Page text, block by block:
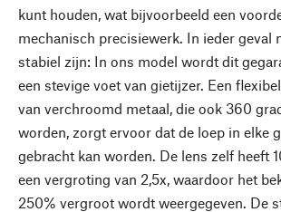
kunt houden, wat bijvoorbeeld een
mechanisch precisiewerk. In ieder geval
stabiel zijn: In ons model wordt dit
een stevige voet van gietijzer. Een
van verchroomd metaal, die ook 360
worden, zorgt ervoor dat de loep in elke
gebracht kan worden. De lens zelf heeft
een vergroting van 2,5x, waardoor het
250% vergroot wordt weergegeven. De